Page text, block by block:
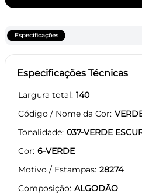
Especificações
Especificações Técnicas
Largura total 140
Código / Nome da Cor
Tonalidade 037-VERDE
Cor 6-VERDE
Motivo / Estampas 28274
Composição ALGODÃO